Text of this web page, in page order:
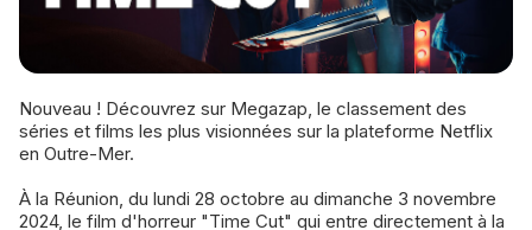
Nouveau ! Découvrez sur Megazap, le classement des
séries et films les plus visionnées sur la plateforme Netflix
en Outre-Mer.
À la Réunion, du lundi 28 octobre au dimanche 3 novembre
2024, le film d'horreur "Time Cut" qui entre directement à la